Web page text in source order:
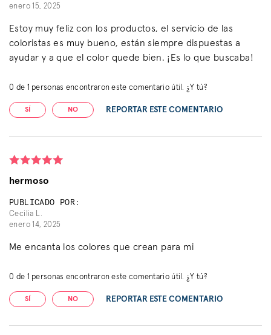
enero 15, 2025
Estoy muy feliz con los productos, el servicio de las
coloristas es muy bueno, están siempre dispuestas a
ayudar y a que el color quede bien. ¡Es lo que buscaba!
0 de 1 personas encontraron este comentario útil. ¿Y tú?
SÍ NO REPORTAR ESTE COMENTARIO
hermoso
PUBLICADO POR:
Cecilia L.
enero 14, 2025
Me encanta los colores que crean para mi
0 de 1 personas encontraron este comentario útil. ¿Y tú?
SÍ NO REPORTAR ESTE COMENTARIO